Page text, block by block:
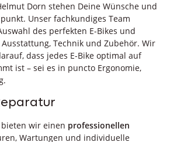
Dorn stehen Deine Wünsche und
Unser fachkundiges Team
des perfekten E-Bikes und
Technik und Zubehör. Wir
dass jedes E-Bike optimal auf
ist – sei es in puncto Ergonomie,
wir einen professionellen
Wartungen und individuelle